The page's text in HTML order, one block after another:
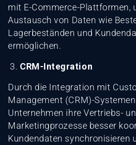
mit E-Commerce-Plattformen,
Austausch von Daten wie
Lagerbeständen und
ermöglichen.
CRM-Integration
Durch die Integration mit
Management (CRM)-
Unternehmen ihre Vertriebs-
Marketingprozesse besser
Kundendaten synchronisieren